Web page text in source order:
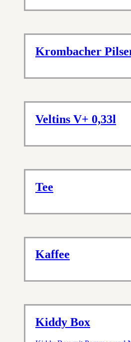
Krombacher
Veltins V+ 0,33l
Tee
Kaffee
Kiddy Box